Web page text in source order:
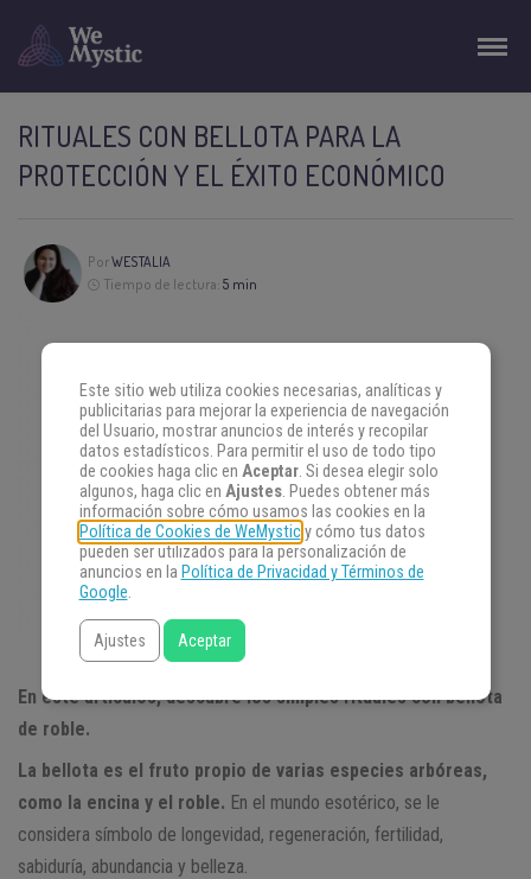
RITUALES CON BELLOTA PARA LA
PROTECCIÓN Y EL ÉXITO ECONÓMICO
PorWESTALIA
Tiempo de lectura: 5 min
En este artículos, descubre los simples rituales con bellota
de roble.
La bellota es el fruto propio de varias especies arbóreas,
como la encina y el roble. En el mundo esotérico, se le
considera símbolo de longevidad, regeneración, fertilidad,
sabiduría, abundancia y belleza.
Este sitio web utiliza cookies necesarias, analíticas y
publicitarias para mejorar la experiencia de navegación
del Usuario, mostrar anuncios de interés y recopilar
datos estadísticos. Para permitir el uso de todo tipo
de cookies haga clic en Aceptar. Si desea elegir solo
algunos, haga clic en Ajustes. Puedes obtener más
información sobre cómo usamos las cookies en la
Política de Cookies de WeMysticy cómo tus datos
pueden ser utilizados para la personalización de
anuncios en la Política de Privacidad y Términos de
Google.
Ajustes Aceptar